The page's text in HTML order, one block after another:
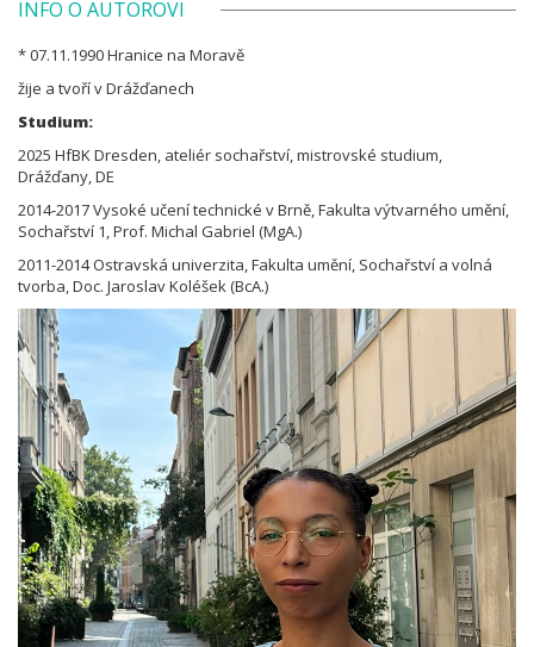
INFO O AUTOROVI
* 07.11.1990 Hranice na Moravě
žije a tvoří v Drážďanech
Studium:
2025 HfBK Dresden, ateliér sochařství, mistrovské studium,
Drážďany, DE
2014-2017 Vysoké učení technické v Brně, Fakulta výtvarného umění,
Sochařství 1, Prof. Michal Gabriel (MgA.)
2011-2014 Ostravská univerzita, Fakulta umění, Sochařství a volná
tvorba, Doc. Jaroslav Koléšek (BcA.)